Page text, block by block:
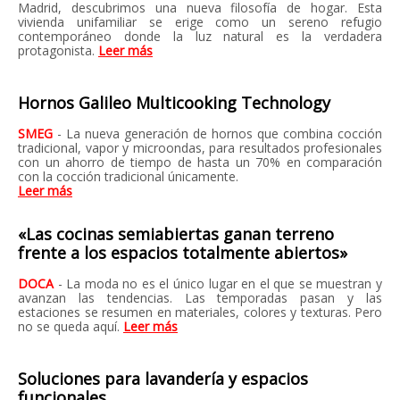
Madrid, descubrimos una nueva filosofía de hogar. Esta
vivienda unifamiliar se erige como un sereno refugio
contemporáneo donde la luz natural es la verdadera
protagonista. Leer más
Hornos Galileo Multicooking Technology
SMEG - La nueva generación de hornos que combina cocción
tradicional, vapor y microondas, para resultados profesionales
con un ahorro de tiempo de hasta un 70% en comparación
con la cocción tradicional únicamente.
Leer más
«Las cocinas semiabiertas ganan terreno
frente a los espacios totalmente abiertos»
DOCA - La moda no es el único lugar en el que se muestran y
avanzan las tendencias. Las temporadas pasan y las
estaciones se resumen en materiales, colores y texturas. Pero
no se queda aquí. Leer más
Soluciones para lavandería y espacios